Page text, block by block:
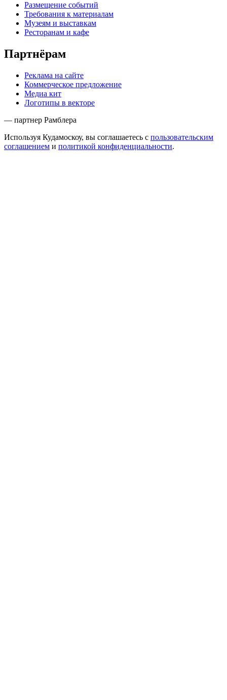
Размещение событий
Требования к материалам
Музеям и выставкам
Ресторанам и кафе
Партнёрам
Реклама на сайте
Коммерческое предложение
Медиа кит
Логотипы в векторе
— партнер Рамблера
Используя Кудамоскоу, вы соглашаетесь с пользовательским
соглашением и политикой конфиденциальности.